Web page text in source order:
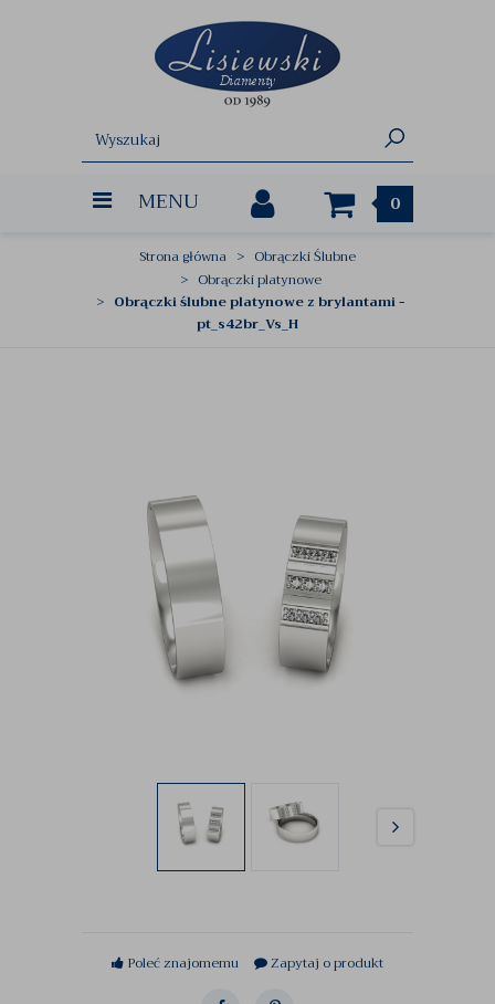
MENU 0
Strona główna
Obrączki Ślubne
Obrączki platynowe
Obrączki ślubne platynowe z brylantami -
pt_s42br_Vs_H
Poleć znajomemu Zapytaj o produkt